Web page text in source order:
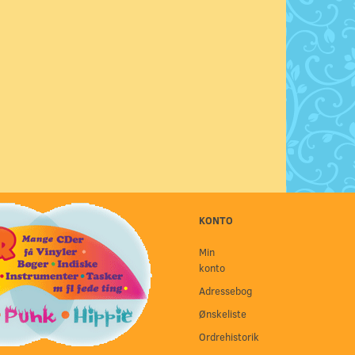
KONTO
Min
konto
Adressebog
Ønskeliste
Ordrehistorik